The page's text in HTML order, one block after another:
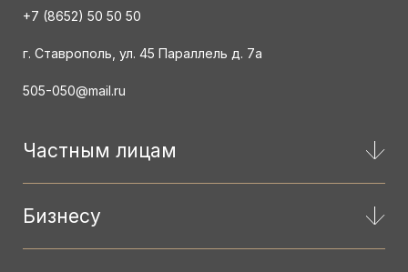
+7 (8652) 50 50 50
г. Ставрополь, ул. 45 Параллель д. 7а
505-050@mail.ru
Частным лицам
Бизнесу